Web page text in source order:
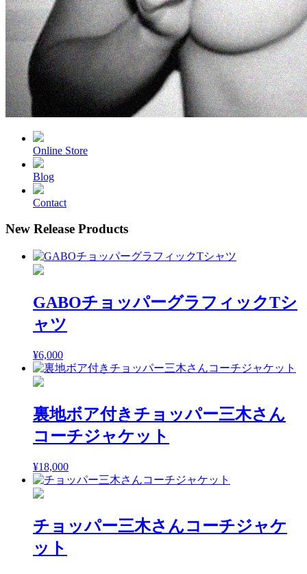
Online Store
Blog
Contact
New Release Products
GABOチョッパーグラフィックTシ
ャツ
¥6,000
裏地ボア付きチョッパー三木さん
コーチジャケット
¥18,000
チョッパー三木さんコーチジャケ
ット